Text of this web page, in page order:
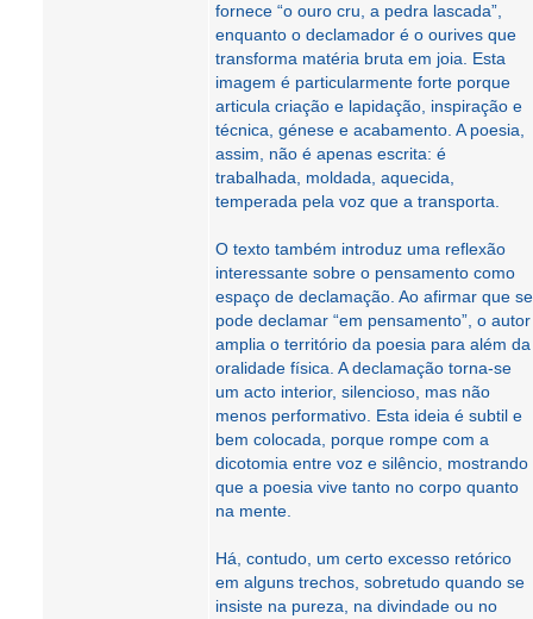
fornece “o ouro cru, a pedra lascada”,
enquanto o declamador é o ourives que
transforma matéria bruta em joia. Esta
imagem é particularmente forte porque
articula criação e lapidação, inspiração e
técnica, génese e acabamento. A poesia,
assim, não é apenas escrita: é
trabalhada, moldada, aquecida,
temperada pela voz que a transporta.
O texto também introduz uma reflexão
interessante sobre o pensamento como
espaço de declamação. Ao afirmar que se
pode declamar “em pensamento”, o autor
amplia o território da poesia para além da
oralidade física. A declamação torna-se
um acto interior, silencioso, mas não
menos performativo. Esta ideia é subtil e
bem colocada, porque rompe com a
dicotomia entre voz e silêncio, mostrando
que a poesia vive tanto no corpo quanto
na mente.
Há, contudo, um certo excesso retórico
em alguns trechos, sobretudo quando se
insiste na pureza, na divindade ou no